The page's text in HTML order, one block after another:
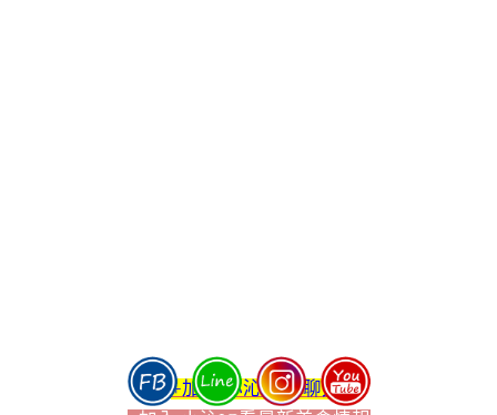
+加入 小沁FB聊聊天